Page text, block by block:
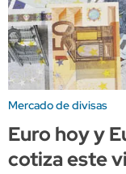
Mercado de divisas
Euro hoy y
cotiza este